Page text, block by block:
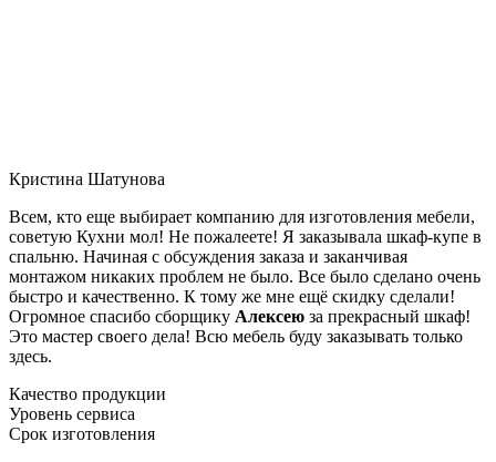
Кристина Шатунова
Всем, кто еще выбирает компанию для изготовления мебели,
советую Кухни мол! Не пожалеете! Я заказывала шкаф-купе в
спальню. Начиная с обсуждения заказа и заканчивая
монтажом никаких проблем не было. Все было сделано очень
быстро и качественно. К тому же мне ещё скидку сделали!
Огромное спасибо сборщику Алексею за прекрасный шкаф!
Это мастер своего дела! Всю мебель буду заказывать только
здесь.
Качество продукции
Уровень сервиса
Срок изготовления